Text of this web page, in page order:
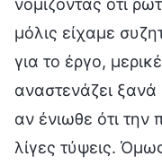
μόλις είχαμε
για το έργο,
αναστενάζει
αν ένιωθε ότι την
λίγες τύψεις.